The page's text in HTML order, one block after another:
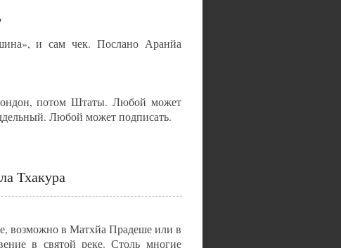
и сам чек. Послано Аранйа
потом Штаты. Любой может
Любой может подписать.
Тхакура
возможно в Матхйа Прадеше или в
в святой реке. Столь многие